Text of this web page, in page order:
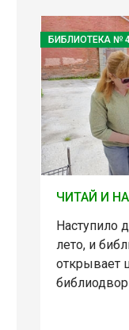
БИБЛИОТЕКА №
ЧИТАЙ И
Наступило
лето, и
открывает